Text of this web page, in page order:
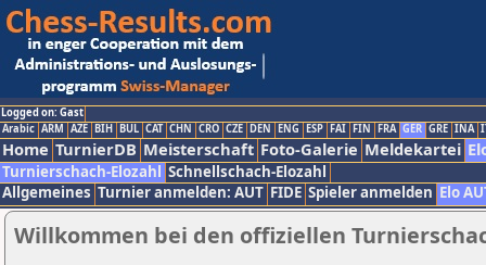
Logged on: Gast
Arabic ARM AZE BIH BUL CAT CHN CRO CZE DEN ENG ESP FAI FIN FRA GER GRE INA
Home TurnierDB Meisterschaft Foto-Galerie Meldekartei
Turnierschach-Elozahl Schnellschach-Elozahl
Allgemeines Turnier anmelden: AUT FIDE Spieler anmelden Elo
Willkommen bei den offiziellen